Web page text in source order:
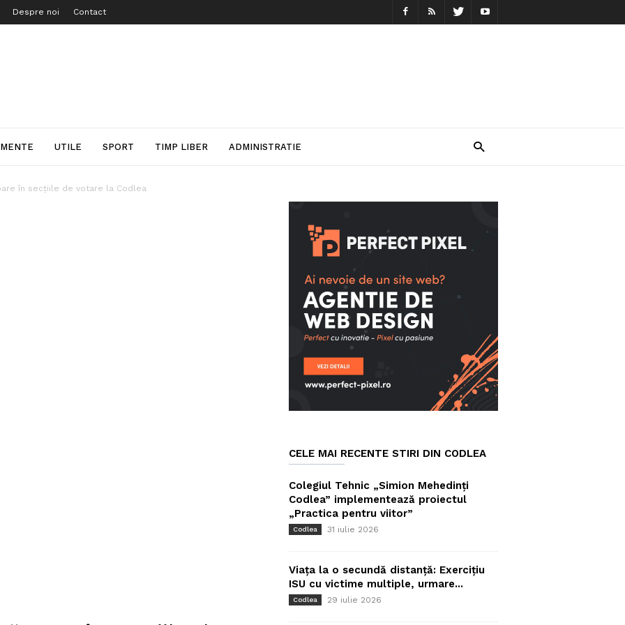
Despre noi Contact
UTILE SPORT TIMP LIBER ADMINISTRATIE
în secțiile de votare la Codlea
CELE MAI RECENTE STIRI DIN CODLEA
Colegiul Tehnic „Simion Mehedinți
Codlea” implementează proiectul
„Practica pentru viitor”
Codlea 31 iulie 2026
Viața la o secundă distanță: Exercițiu
ISU cu victime multiple, urmare...
Codlea 29 iulie 2026